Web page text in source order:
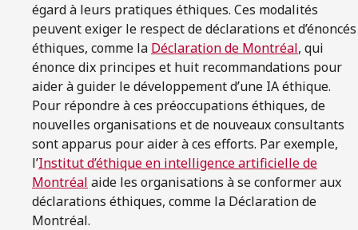
égard à leurs pratiques éthiques. Ces modalités
peuvent exiger le respect de déclarations et d’énoncés
éthiques, comme la Déclaration de Montréal, qui
énonce dix principes et huit recommandations pour
aider à guider le développement d’une IA éthique.
Pour répondre à ces préoccupations éthiques, de
nouvelles organisations et de nouveaux consultants
sont apparus pour aider à ces efforts. Par exemple,
l’Institut d’éthique en intelligence artificielle de
Montréal aide les organisations à se conformer aux
déclarations éthiques, comme la Déclaration de
Montréal.